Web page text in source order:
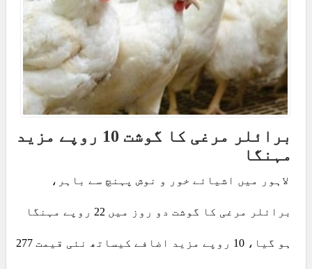
برائلر مرغی کا گوشت 10 روپے مزید
مہنگا
لاہور میں اشیائے خور و نوش پہنچ سے باہر،
برائلر مرغی کا گوشت دو روز میں 22 روپے مہنگا
ہو گیا، 10 روپے مزید اضافے کیساتھ نئی قیمت 277